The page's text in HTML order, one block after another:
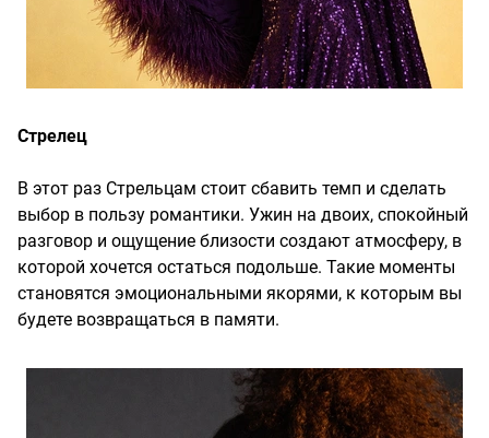
Стрелец
В этот раз Стрельцам стоит сбавить темп и сделать
выбор в пользу романтики. Ужин на двоих, спокойный
разговор и ощущение близости создают атмосферу, в
которой хочется остаться подольше. Такие моменты
становятся эмоциональными якорями, к которым вы
будете возвращаться в памяти.